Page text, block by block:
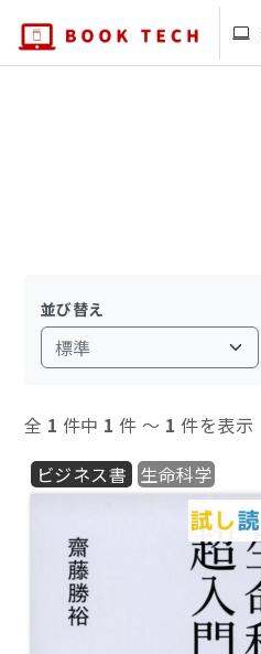
並び替え
全 1 件中 1 件 〜 1 件を表示
ビジネス書 生命科学